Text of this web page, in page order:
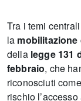
Tra i temi
la
della legge 131
febbraio, che
riconosciuti
rischio